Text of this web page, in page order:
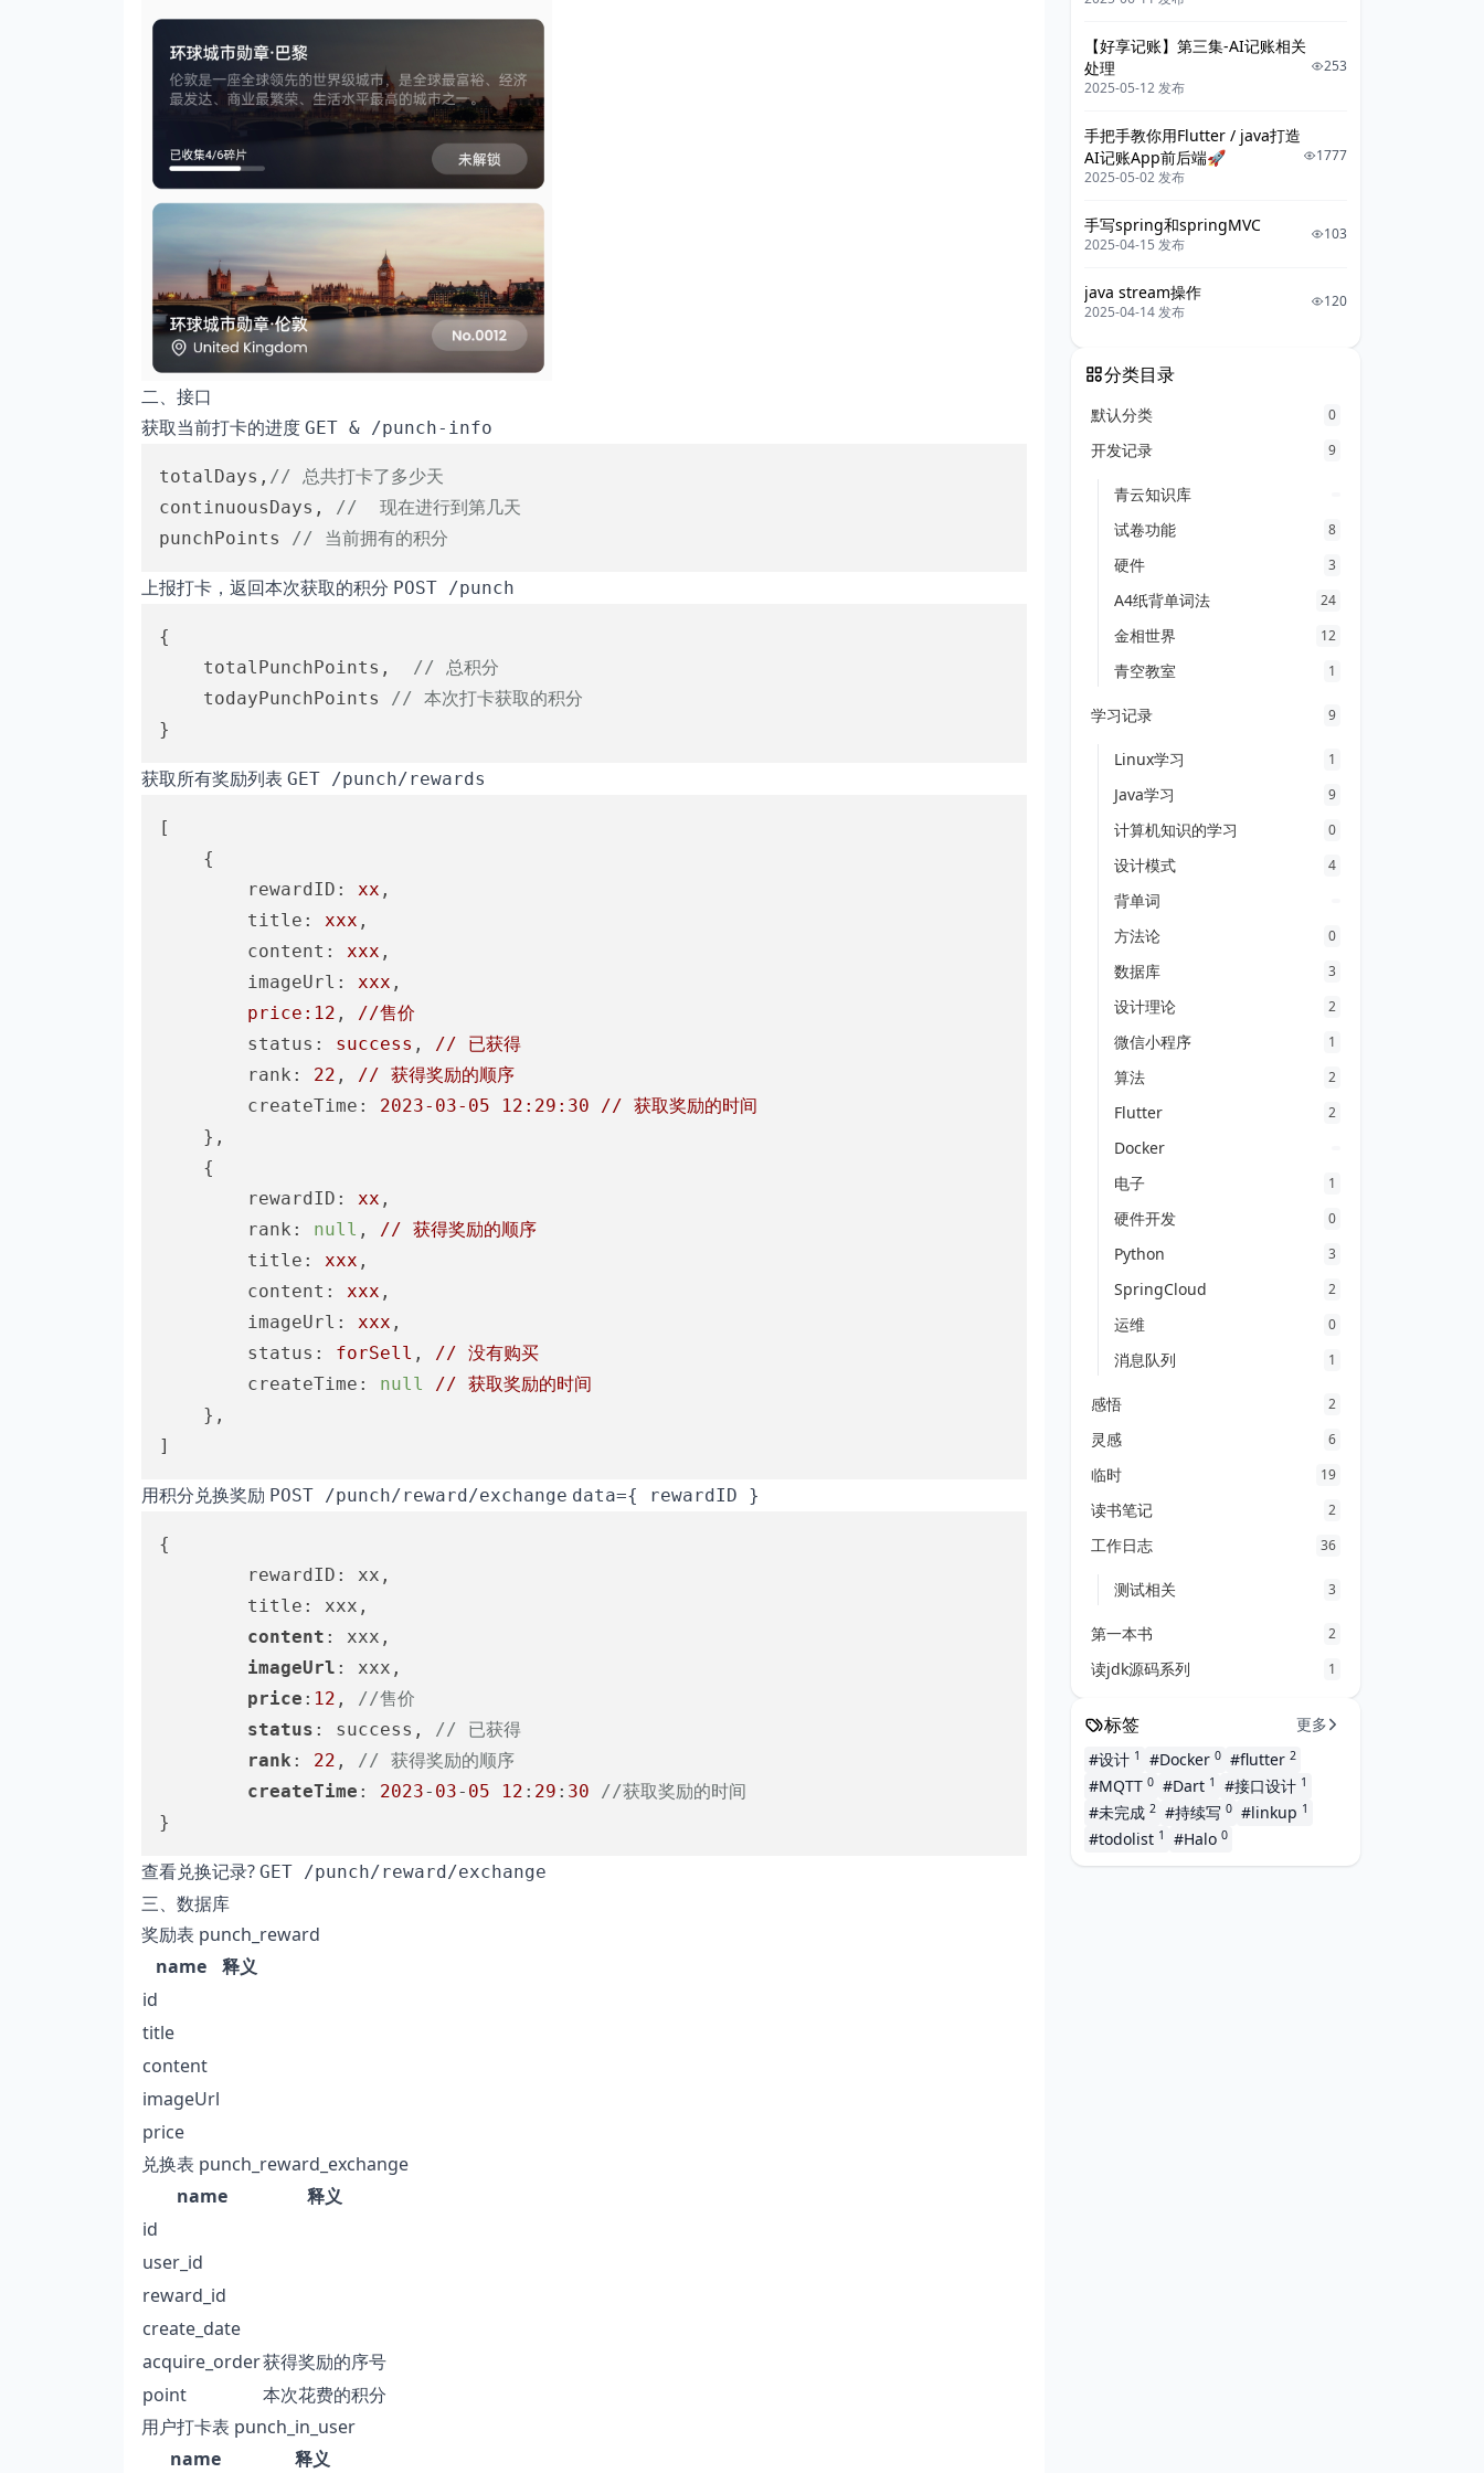
二、接口
获取当前打卡的进度 GET & /punch-info
totalDays, // 总共打卡了多少天
continuousDays, //  现在进行到第几天
punchPoints // 当前拥有的积分
上报打卡，返回本次获取的积分 POST /punch
{
	totalPunchPoints,
// 总积分
	todayPunchPoints
// 本次打卡获取的积分
获取所有奖励列表 GET /punch/rewards
[
rewardID:
xx ,
title:
xxx ,
content:
xxx ,
imageUrl:
xxx ,
price:12 , //售价
status:
success , //
已获得
rank:
22 , // 获得奖励的顺序
createTime:
2023-03-05 12:29:30 // 获取奖励的时间
rewardID:
xx ,
rank:
null , // 获得奖励的顺序
title:
xxx ,
content:
xxx ,
imageUrl:
xxx ,
status:
forSell , // 没有购买
createTime:
null // 获取奖励的时间
用积分兑换奖励 POST /punch/reward/exchange data={ rewardID }
{
content : xxx,
imageUrl : xxx,
price : 12 , //售价
status : success, // 已获得
rank : 22 , // 获得奖励的顺序
createTime : 2023- 03- 05 12 : 29 : 30
//获取奖励的时间
查看兑换记录? GET /punch/reward/exchange
三、数据库
奖励表 punch_reward
name
释义
id
title
content
imageUrl
price
兑换表 punch_reward_exchange
name
释义
id
user_id
reward_id
create_date
acquire_order获得奖励的序号
point
本次花费的积分
用户打卡表 punch_in_user
name
释义
【好享记账】第三集-AI记账相关
处理
2025-05-12 发布
253
手把手教你用Flutter / java打造
AI记账App前后端🚀
2025-05-02 发布
1777
手写spring和springMVC
2025-04-15 发布
103
java stream操作
2025-04-14 发布
120
分类目录
默认分类 0
开发记录 9
青云知识库
试卷功能
8
硬件 3
A4纸背单词法 24
金相世界 12
青空教室 1
学习记录 9
Linux学习 1
Java学习 9
计算机知识的学习 0
设计模式 4
背单词
方法论
0
数据库 3
设计理论 2
微信小程序 1
算法 2
Flutter 2
Docker
电子
1
硬件开发 0
Python 3
SpringCloud 2
运维 0
消息队列 1
感悟 2
灵感 6
临时 19
读书笔记 2
工作日志 36
测试相关 3
第一本书 2
读jdk源码系列 1
标签
更多
#设计 1 #Docker 0 #flutter 2
#MQTT 0 #Dart 1 #接口设计 1
#未完成 2 #持续写 0 #linkup 1
#todolist 1 #Halo 0